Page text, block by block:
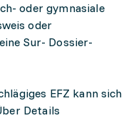
oder gymnasiale
oder
Sur- Dossier-
EFZ kann sich
Details